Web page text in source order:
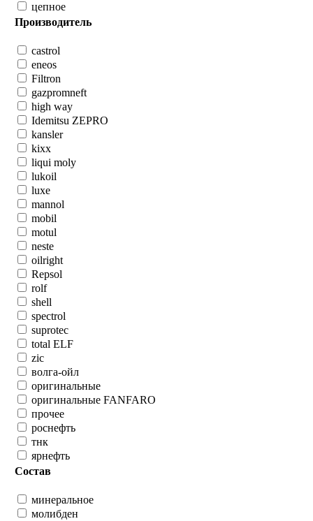
цепное
Производитель
castrol
eneos
Filtron
gazpromneft
high way
Idemitsu ZEPRO
kansler
kixx
liqui moly
lukoil
luxe
mannol
mobil
motul
neste
oilright
Repsol
rolf
shell
spectrol
suprotec
total ELF
zic
волга-ойл
оригинальные
оригинальные FANFARO
прочее
роснефть
тнк
ярнефть
Состав
минеральное
молибден